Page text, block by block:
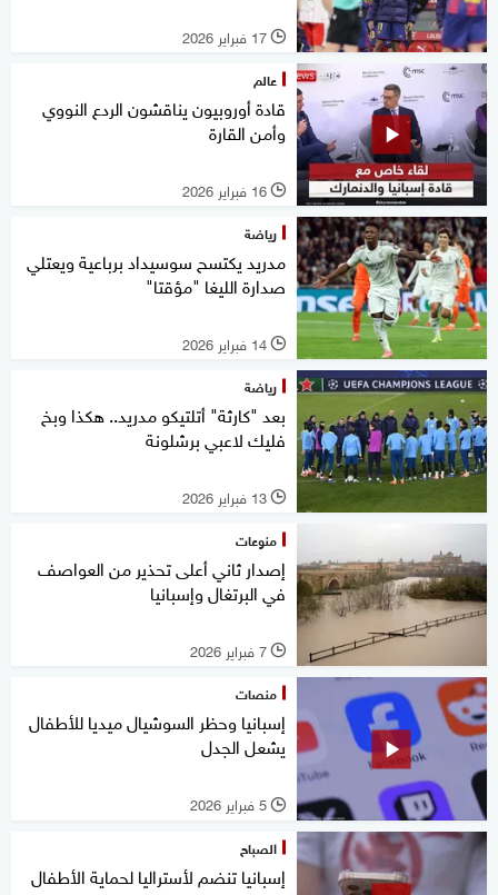
l 17 فبراير 2026
عالم
قادة أوروبيون يناقشون الردع النووي
وأمن القارة
l 16 فبراير 2026
رياضة
مدريد يكتسح سوسيداد برباعية ويعتلي
صدارة الليغا "مؤقتا"
l 14 فبراير 2026
رياضة
بعد "كارثة" أتلتيكو مدريد.. هكذا وبخ
فليك لاعبي برشلونة
l 13 فبراير 2026
منوعات
إصدار ثاني أعلى تحذير من العواصف
في البرتغال وإسبانيا
l 7 فبراير 2026
منصات
إسبانيا وحظر السوشيال ميديا للأطفال
يشعل الجدل
l 5 فبراير 2026
الصباح
إسبانيا تنضم لأستراليا لحماية الأطفال